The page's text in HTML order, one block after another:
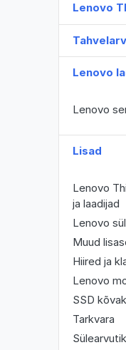
Lenovo
Lenovo
Lenovo
Lisad
Lenovo
ja laadijad
Lenovo
Muud
Hiired ja
Lenovo
SSD
Tarkvara